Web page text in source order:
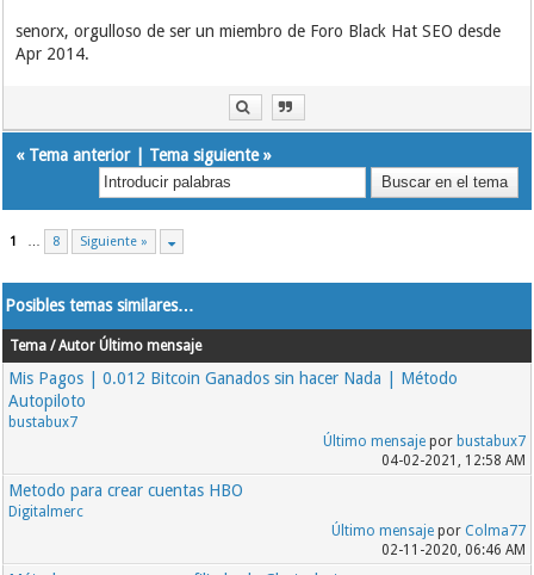
senorx, orgulloso de ser un miembro de Foro Black Hat SEO desde
Apr 2014.
« Tema anterior| Tema siguiente»
1 8 Siguiente »
Posibles temas similares…
Tema / Autor Último mensaje
Mis Pagos | 0.012 Bitcoin Ganados sin hacer Nada | Método
Autopiloto
bustabux7
Último mensajepor bustabux7
04-02-2021, 12:58 AM
Metodo para crear cuentas HBO
Digitalmerc
Último mensajepor Colma77
02-11-2020, 06:46 AM